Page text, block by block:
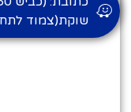
שוקת(צמוד